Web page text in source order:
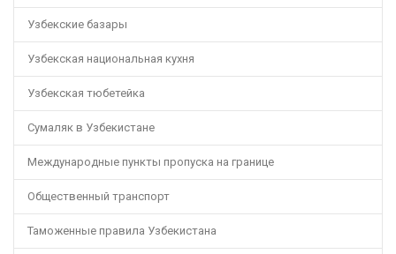
Узбекские базары
Узбекская национальная кухня
Узбекская тюбетейка
Сумаляк в Узбекистане
Международные пункты пропуска на границе
Общественный транспорт
Таможенные правила Узбекистана